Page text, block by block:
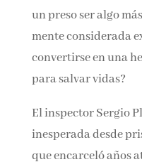
social hacia quienes
un preso ser algo
una mente
convertirse en una
El inspector Sergio
inesperada desde